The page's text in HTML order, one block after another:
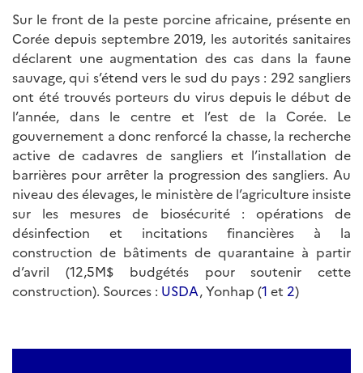
Sur le front de la peste porcine africaine, présente en
Corée depuis septembre 2019, les autorités sanitaires
déclarent une augmentation des cas dans la faune
sauvage, qui s’étend vers le sud du pays : 292 sangliers
ont été trouvés porteurs du virus depuis le début de
l’année, dans le centre et l’est de la Corée. Le
gouvernement a donc renforcé la chasse, la recherche
active de cadavres de sangliers et l’installation de
barrières pour arrêter la progression des sangliers. Au
niveau des élevages, le ministère de l’agriculture insiste
sur les mesures de biosécurité : opérations de
désinfection et incitations financières à la
construction de bâtiments de quarantaine à partir
d’avril (12,5M$ budgétés pour soutenir cette
construction). Sources : USDA, Yonhap (1 et 2)